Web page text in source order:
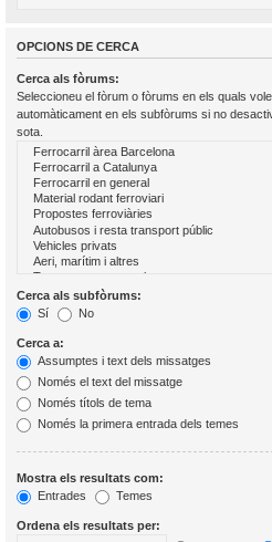
OPCIONS DE CERCA
Cerca als fòrums:
Seleccioneu el fòrum o fòrums en els quals
automàticament en els subfòrums si no
sota.
Cerca als subfòrums:
Sí
No
Cerca a:
Assumptes i text dels missatges
Només el text del missatge
Només títols de tema
Només la primera entrada dels temes
Mostra els resultats com:
Entrades
Temes
Ordena els resultats per: